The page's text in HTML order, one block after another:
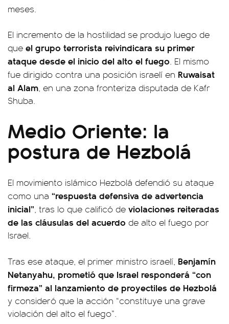
meses.
El incremento de la hostilidad se produjo luego de
que el grupo terrorista reivindicara su primer
ataque desde el inicio del alto el fuego. El mismo
fue dirigido contra una posición israelí en Ruwaisat
al Alam, en una zona fronteriza disputada de Kafr
Shuba.
Medio Oriente: la
postura de Hezbolá
El movimiento islámico Hezbolá defendió su ataque
como una “respuesta defensiva de advertencia
inicial”, tras lo que calificó de violaciones reiteradas
de las cláusulas del acuerdo de alto el fuego por
Israel.
Tras ese ataque, el primer ministro israelí, Benjamín
Netanyahu, prometió que Israel responderá “con
firmeza” al lanzamiento de proyectiles de Hezbolá
y consideró que la acción “constituye una grave
violación del alto el fuego”.